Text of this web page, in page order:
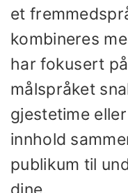
et
kombineres
har fokusert
målspråket
gjestetime
innhold
publikum til